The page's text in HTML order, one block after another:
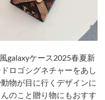
galaxyケース2025春夏新
ロゴシグネチャーをあし
物が目に行くデザインに
のこと贈り物にもおすす